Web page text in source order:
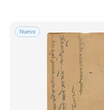
Nuevo